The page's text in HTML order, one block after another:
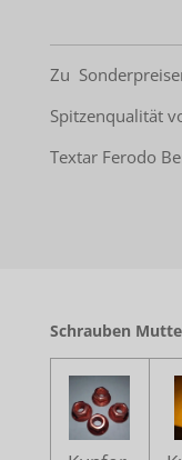
Zu
Spitzenqualität
Textar Ferodo
Schrauben